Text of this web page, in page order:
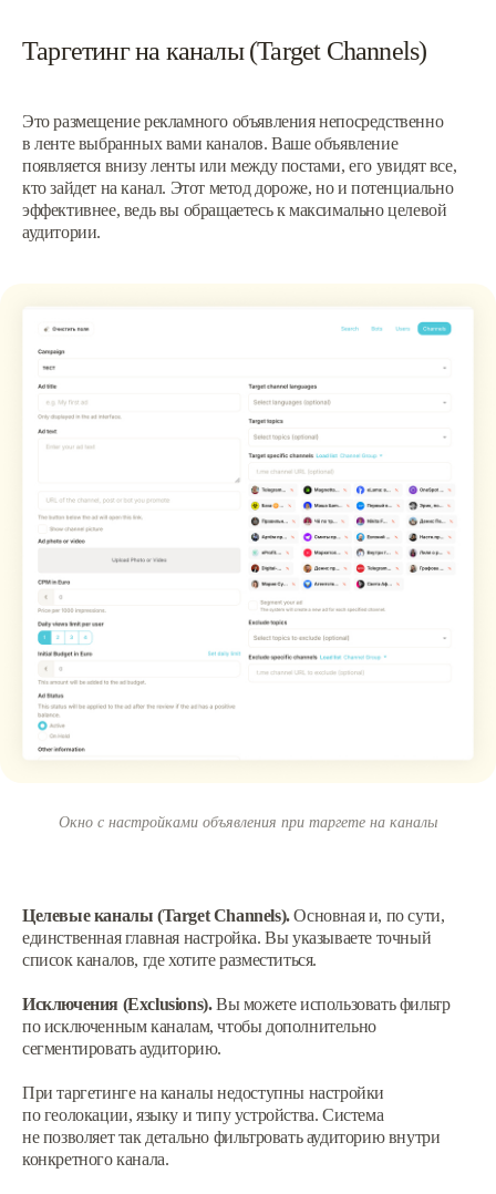
Таргетинг на каналы (Target Channels)
Это размещение рекламного объявления непосредственно
в ленте выбранных вами каналов. Ваше объявление
появляется внизу ленты или между постами, его увидят все,
кто зайдет на канал. Этот метод дороже, но и потенциально
эффективнее, ведь вы обращаетесь к максимально целевой
аудитории.
Окно с настройками объявления при таргете на каналы
Целевые каналы (Target Channels).Основная и, по сути,
единственная главная настройка. Вы указываете точный
список каналов, где хотите разместиться.
Исключения (Exclusions).Вы можете использовать фильтр
по исключенным каналам, чтобы дополнительно
сегментировать аудиторию.
При таргетинге на каналы недоступны настройки
по геолокации, языку и типу устройства. Система
не позволяет так детально фильтровать аудиторию внутри
конкретного канала.